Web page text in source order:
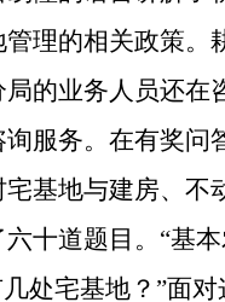
理的相关政策。
的业务人员还在
服务。在有奖问
基地与建房、不
十道题目。 “基
处宅基地？”面